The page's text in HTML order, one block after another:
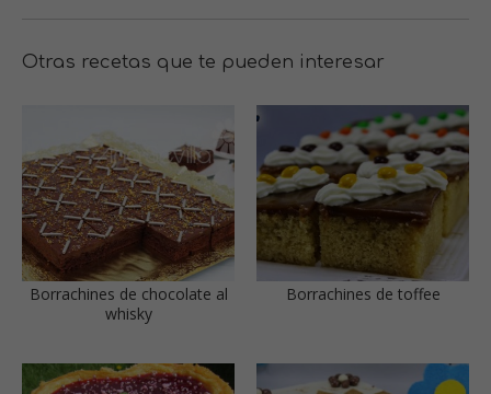
Otras recetas que te pueden interesar
Borrachines de chocolate al
whisky
Borrachines de toffee